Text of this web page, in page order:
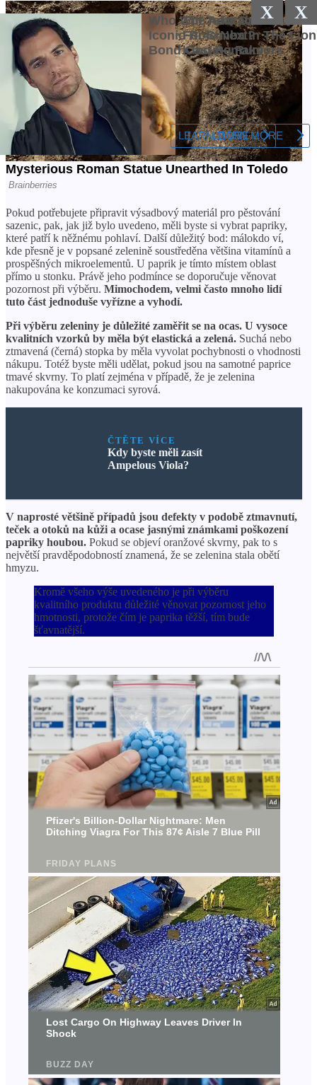
X
X
Pokud potřebujete připravit výsadbový materiál pro pěstování
sazenic, pak, jak již bylo uvedeno, měli byste si vybrat papriky,
které patří k něžnému pohlaví. Další důležitý bod: málokdo ví,
kde přesně je v popsané zelenině soustředěna většina vitamínů a
prospěšných mikroelementů. U paprik je tímto místem oblast
přímo u stonku. Právě jeho podmínce se doporučuje věnovat
pozornost při výběru. Mimochodem, velmi často mnoho lidí
tuto část jednoduše vyřízne a vyhodí.
Při výběru zeleniny je důležité zaměřit se na ocas. U vysoce
kvalitních vzorků by měla být elastická a zelená. Suchá nebo
ztmavená (černá) stopka by měla vyvolat pochybnosti o vhodnosti
nákupu. Totéž byste měli udělat, pokud jsou na samotné paprice
tmavé skvrny. To platí zejména v případě, že je zelenina
nakupována ke konzumaci syrová.
ČTĚTE VÍCE
Kdy byste měli zasít
Ampelous Viola?
V naprosté většině případů jsou defekty v podobě ztmavnutí,
teček a otoků na kůži a ocase jasnými známkami poškození
papriky houbou. Pokud se objeví oranžové skvrny, pak to s
největší pravděpodobností znamená, že se zelenina stala obětí
hmyzu.
Kromě všeho výše uvedeného je při výběru
kvalitního produktu důležité věnovat pozornost jeho
hmotnosti, protože čím je paprika těžší, tím bude
šťavnatější.